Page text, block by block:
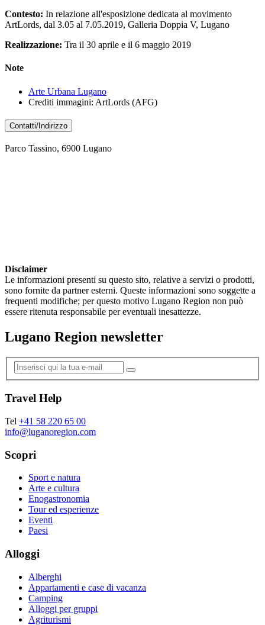
Contesto: In relazione all'esposizione dedicata al movimento
ArtLords, dal 3.05 al 7.05.2019, Galleria Doppia V, Lugano
Realizzazione: Tra il 30 aprile e il 6 maggio 2019
Note
Arte Urbana Lugano
Crediti immagini: ArtLords (AFG)
Contatti/Indirizzo
Parco Tassino, 6900 Lugano
Disclaimer
Le informazioni presenti su questo sito, relative a servizi o prodotti,
sono fornite da partner esterni. Queste informazioni sono soggette a
frequenti modifiche; per questo motivo Lugano Region non può
essere ritenuta responsabile per eventuali inesattezze.
Lugano Region newsletter
Travel Help
Tel +41 58 220 65 00
info@luganoregion.com
Scopri
Sport e natura
Arte e cultura
Enogastronomia
Tour ed esperienze
Eventi
Paesi
Alloggi
Alberghi
Appartamenti e case di vacanza
Camping
Alloggi per gruppi
Agriturismi